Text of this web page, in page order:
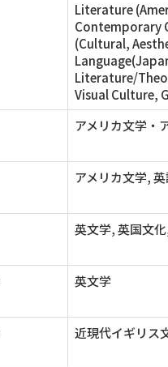
Literature
Contemporary
(Cultural,
Literature/
Visual Culture,
アメリカ文学・
アメリカ文学,
英文学, 英国文
英文学
近現代イギリス